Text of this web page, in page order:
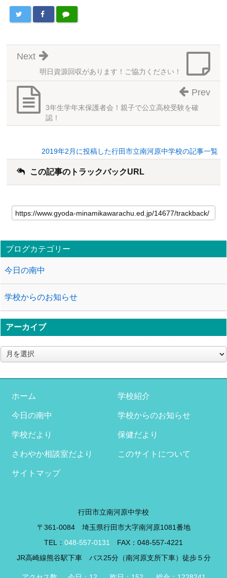
明日資源回収があります！ご協力ください！
Next
3年生学年末保護者会！親子で公立高校受験を確
認！
Prev
2019年2月に投稿した行田市立南河原中学校の記事一覧
この記事のトラックバックURL
ブログカテゴリー
今日の南中
学校からのお知らせ
アーカイブ
ア
ー
イ
ホーム 学校紹介
今日の南中 学校からのお知らせ
学校だより 保健だより
さわやか相談室だより このサイトについて
サイトマップ
行田市立南河原中学校
〒361-0084 埼玉県行田市大字南河原1081番地
TEL： 048-557-0131
FAX：048-557-4221
JR高崎線熊谷駅下車 バス25分（南河原支所下車）徒歩５分